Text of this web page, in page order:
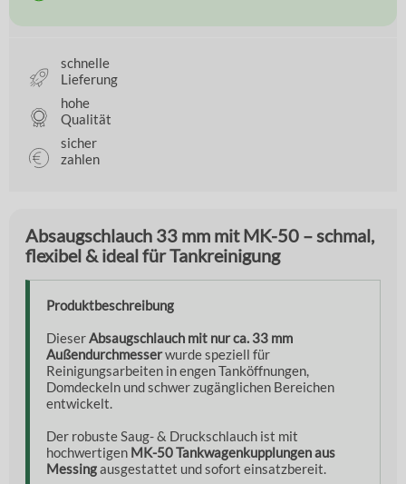
schnelle
Lieferung
hohe
Qualität
sicher
zahlen
Absaugschlauch 33 mm mit MK-50 – schmal,
flexibel & ideal für Tankreinigung
Produktbeschreibung
Dieser Absaugschlauch mit nur ca. 33 mm
Außendurchmesserwurde speziell für
Reinigungsarbeiten in engen Tanköffnungen,
Domdeckeln und schwer zugänglichen Bereichen
entwickelt.
Der robuste Saug- & Druckschlauch ist mit
hochwertigen MK-50 Tankwagenkupplungen aus
Messingausgestattet und sofort einsatzbereit.